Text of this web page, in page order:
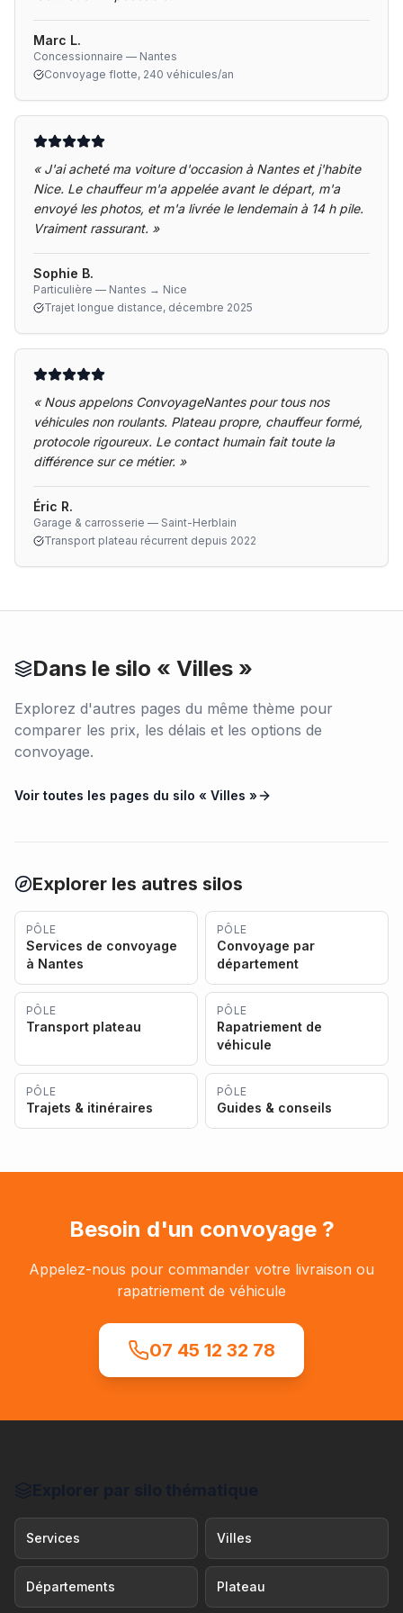
Marc L.
Concessionnaire — Nantes
Convoyage flotte, 240 véhicules/an
« J'ai acheté ma voiture d'occasion à Nantes et j'habite
Nice. Le chauffeur m'a appelée avant le départ, m'a
envoyé les photos, et m'a livrée le lendemain à 14 h pile.
Vraiment rassurant. »
Sophie B.
Particulière — Nantes → Nice
Trajet longue distance, décembre 2025
« Nous appelons ConvoyageNantes pour tous nos
véhicules non roulants. Plateau propre, chauffeur formé,
protocole rigoureux. Le contact humain fait toute la
différence sur ce métier. »
Éric R.
Garage & carrosserie — Saint-Herblain
Transport plateau récurrent depuis 2022
Dans le silo « Villes »
Explorez d'autres pages du même thème pour
comparer les prix, les délais et les options de
convoyage.
Voir toutes les pages du silo « Villes »
Explorer les autres silos
PÔLE
Services de convoyage
à Nantes
PÔLE
Convoyage par
département
PÔLE
Transport plateau
PÔLE
Rapatriement de
véhicule
PÔLE
Trajets & itinéraires
PÔLE
Guides & conseils
Besoin d'un convoyage ?
Appelez-nous pour commander votre livraison ou
rapatriement de véhicule
07 45 12 32 78
Services Villes
Départements Plateau